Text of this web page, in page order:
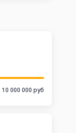
10 000 000 руб